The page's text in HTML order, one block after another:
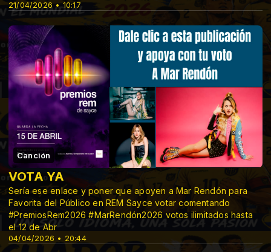
21/04/2026 • 10:17
Canción
04/04/2026 • 20:44
VOTA YA
Sería ese enlace y poner que apoyen a Mar Rendón para
Favorita del Público en REM Sayce votar comentando
#PremiosRem2026 #MarRendón2026 votos ilimitados hasta
el 12 de Abr